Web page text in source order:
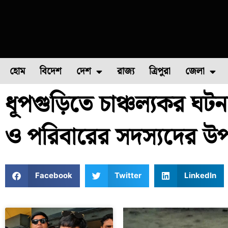
হোম বিদেশ দেশ
ফুল চাষ ফল চাষ মাছ চাষ পোল্ট্রি
রাজ্য ত্রিপুরা জেলা
উত্তর ২৪
ধূপগুড়িতে চাঞ্চল্যকর
ও পরিবারের সদস্যদের
Facebook Twitter LinkedIn